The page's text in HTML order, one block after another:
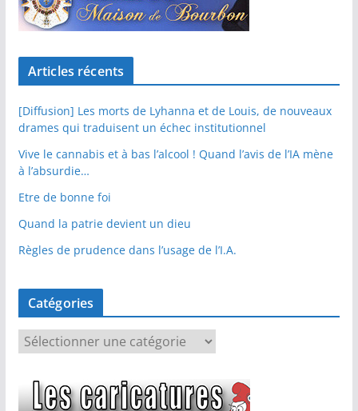
Articles récents
[Diffusion] Les morts de Lyhanna et de Louis, de nouveaux
drames qui traduisent un échec institutionnel
Vive le cannabis et à bas l’alcool ! Quand l’avis de l’IA mène
à l’absurdie…
Etre de bonne foi
Quand la patrie devient un dieu
Règles de prudence dans l’usage de l’I.A.
Catégories
é